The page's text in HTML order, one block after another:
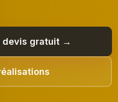
devis gratuit →